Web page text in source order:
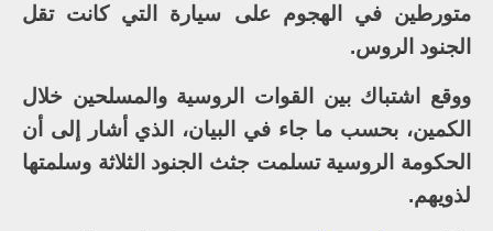
متورطين في الهجوم على سيارة التي كانت تقل
الجنود الروس.
ووقع اشتباك بين القوات الروسية والمسلحين خلال
الكمين، بحسب ما جاء في البيان، الذي أشار إلى أن
الحكومة الروسية تسلمت جثث الجنود الثلاثة وسلمتها
لذويهم.